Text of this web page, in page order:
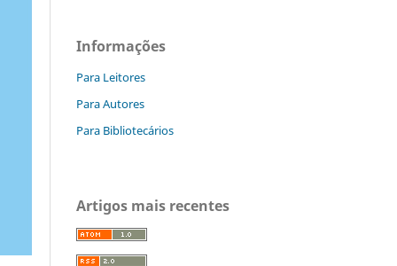
Informações
Para Leitores
Para Autores
Para Bibliotecários
Artigos mais recentes